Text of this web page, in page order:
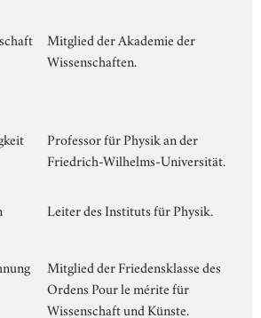
Mitglied der Akademie der
Wissenschaften.
Professor für Physik an der
Friedrich-Wilhelms-Universität.
Leiter des Instituts für Physik.
Mitglied der Friedensklasse des
Ordens Pour le mérite für
Wissenschaft und Künste.